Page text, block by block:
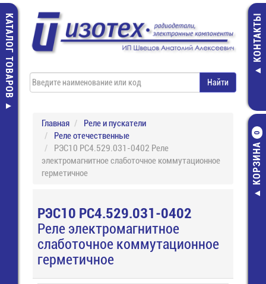
КАТАЛОГ ТОВАРОВ КОНТАКТЫ
КОРЗИНА
0
Главная
Реле и пускатели
Реле отечественные
РЭС10 РС4.529.031-0402 Реле
электромагнитное слаботочное коммутационное
герметичное
РЭС10 РС4.529.031-0402
Реле электромагнитное
слаботочное коммутационное
герметичное